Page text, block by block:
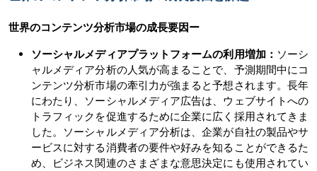
世界のコンテンツ分析市場の成長要因ー
ソーシャルメディアプラットフォームの利用増加： ソーシ
ャルメディア分析の人気が高まることで、予測期間中にコ
ンテンツ分析市場の牽引力が強まると予想されます。長年
にわたり、ソーシャルメディア広告は、ウェブサイトへの
トラフィックを促進するために企業に広く採用されてきま
した。ソーシャルメディア分析は、企業が自社の製品やサ
ービスに対する消費者の要件や好みを知ることができるた
め、ビジネス関連のさまざまな意思決定にも使用されてい